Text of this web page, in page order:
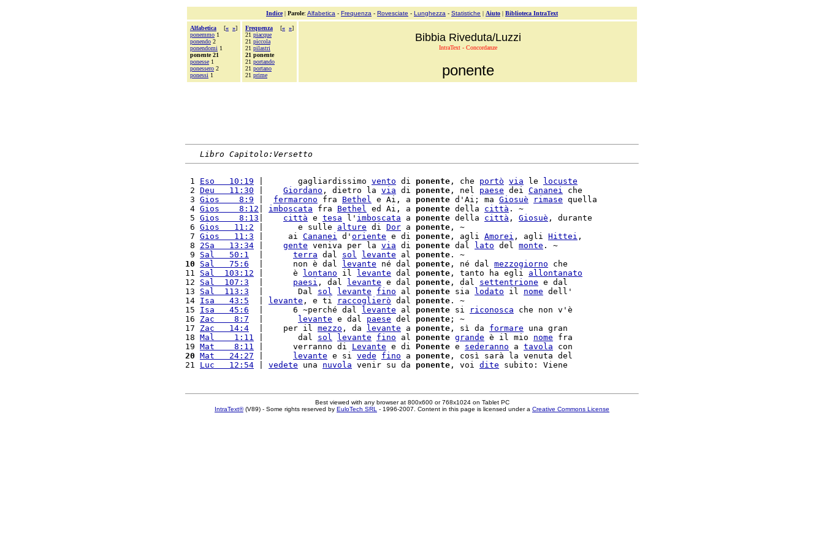
Indice| Parole: Alfabetica - Frequenza - Rovesciate - Lunghezza - Statistiche | Aiuto | Biblioteca IntraText
Alfabetica [« »]
ponemmo 1
ponendo 2
ponendomi 1
ponente 21
ponesse 1
ponessero 2
ponessi 1
Frequenza [« »]
21 piacque
21 piccola
21 pilastri
21 ponente
21 portando
21 portano
21 prime
Bibbia Riveduta/Luzzi
IntraText - Concordanze
ponente
Libro Capitolo:Versetto
1 Eso   10:19 |       gagliardissimo vento di ponente , che portò via le
locuste
2 Deu   11:30 Giordano , dietro la via di ponente , nel paese dei Cananei che
3 Gios    8:9 fermarono fra Bethel e Ai, a ponente d'Ai; ma Giosuè rimase quella
4 Gios    8:12 imboscata fra Bethel ed Ai, a ponente della città . ~
5 Gios    8:13 città e tesa l' imboscata a ponente della città , Giosuè , durante
6 Gios   11:2 |       e sulle alture di Dor a ponente , ~
7 Gios   11:3 |     ai Cananei d' oriente e di ponente , agli Amorei , agli Hittei ,
8 2Sa   13:34 gente veniva per la via di ponente dal lato del monte . ~
9 Sal   50:1 terra dal sol levante al ponente
10
Sal   75:6
  |      non è dal
levante né dal ponente , né dal mezzogiorno che
11 Sal  103:12 |      è lontano il levante dal ponente , tanto ha egli allontanato
12 Sal  107:3 paesi , dal levante e dal ponente , dal settentrione e dal
13 Sal  113:3
  |       Dal
sol levante fino al ponente sia lodato il nome dell'
14 Isa   43:5 levante , e ti raccoglierò dal ponente . ~
15 Isa   45:6
  |      6 ~perché dal
levante al ponente si riconosca che non v'è
16 Zac    8:7 levante e dal paese del ponente ; ~
17 Zac   14:4
  |    per il
mezzo , da levante a ponente , sì da formare una gran
18 Mal    1:11 |       dal sol levante fino al ponente grande è il mio nome fra
19 Mat    8:11 |      verranno di Levante e di Ponente e sederanno a tavola
20 Mat   24:27 levante e si vede fino a ponente , così sarà la venuta del
21 Luc   12:54 vedete una nuvola venir su da ponente , voi dite
Best viewed with any browser at 800x600 or 768x1024 on Tablet PC
IntraText®(V89) - Some rights reserved by EuloTech SRL - 1996-2007. Content in this page is licensed under a Creative Commons License